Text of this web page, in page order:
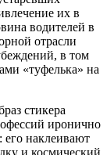
их в
водителей в
отрасли
в том
«туфелька» на
стикера
иронично
его наклеивают
и космический